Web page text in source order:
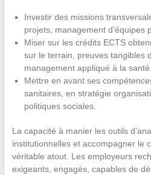
Investir des missions
projets, management d’équipes
Miser sur les crédits ECTS
sur le terrain, preuves tangibles
management appliqué à la santé.
Mettre en avant ses
sanitaires, en stratégie
politiques sociales.
La capacité à manier les outils
institutionnelles et accompagner le
véritable atout. Les employeurs
exigeants, engagés, capables de